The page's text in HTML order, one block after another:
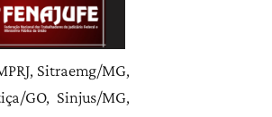
Sitraemg/MG,
GO, Sinjus/MG,